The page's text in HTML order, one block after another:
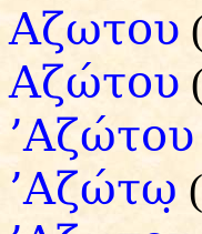
Αζωτου
Αζώτου
’Αζώτου
’Αζώτω̣